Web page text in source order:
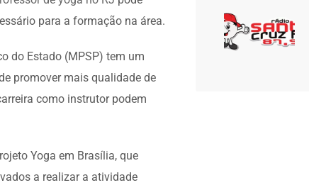
para a formação na área.
do Estado (MPSP) tem um
promover mais qualidade de
como instrutor podem
Yoga em Brasília, que
a realizar a atividade